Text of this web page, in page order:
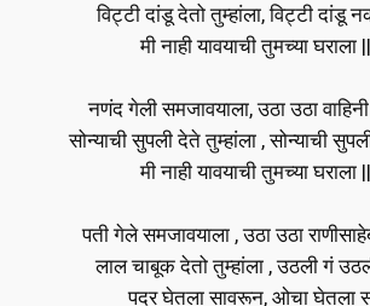
विट्टी दांडू देतो तुम्हांला, विट्टी दांडू
मी नाही यावयाची तुमच्या घराला
नणंद गेली समजावयाला, उठा उठा
सोन्याची सुपली देते तुम्हांला , सोन्याची
मी नाही यावयाची तुमच्या घराला
पती गेले समजावयाला , उठा उठा
लाल चाबूक देतो तुम्हांला , उठली गं
पदर घेतला सावरून, ओचा घेतला